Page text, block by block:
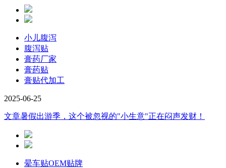
小儿腹泻
腹泻贴
膏药厂家
膏药贴
膏贴代加工
2025-06-25
文章暑假出游季，这个被忽视的"小生意"正在闷声发财！
晕车贴OEM贴牌